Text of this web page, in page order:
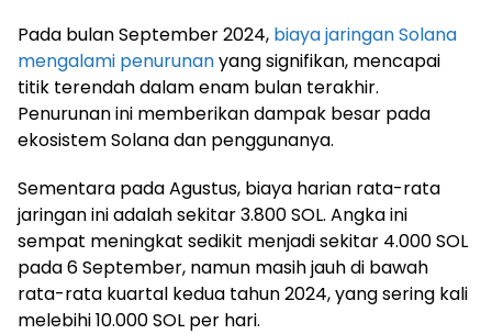
Pada bulan September 2024, biaya jaringan Solana
mengalami penurunanyang signifikan, mencapai
titik terendah dalam enam bulan terakhir.
Penurunan ini memberikan dampak besar pada
ekosistem Solana dan penggunanya.
Sementara pada Agustus, biaya harian rata-rata
jaringan ini adalah sekitar 3.800 SOL. Angka ini
sempat meningkat sedikit menjadi sekitar 4.000 SOL
pada 6 September, namun masih jauh di bawah
rata-rata kuartal kedua tahun 2024, yang sering kali
melebihi 10.000 SOL per hari.